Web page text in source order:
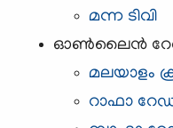
മന്ന ടിവി
ഓണ്‍ലൈന്‍
മലയാളം
റാഫാ